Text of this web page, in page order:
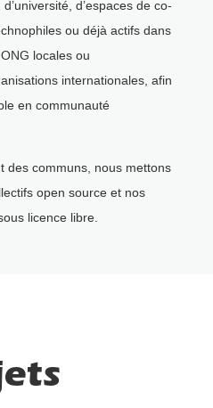
d’espaces de co-
ou déjà actifs dans
locales ou
internationales, afin
en communauté
des communs, nous mettons
open source et nos
licence libre.